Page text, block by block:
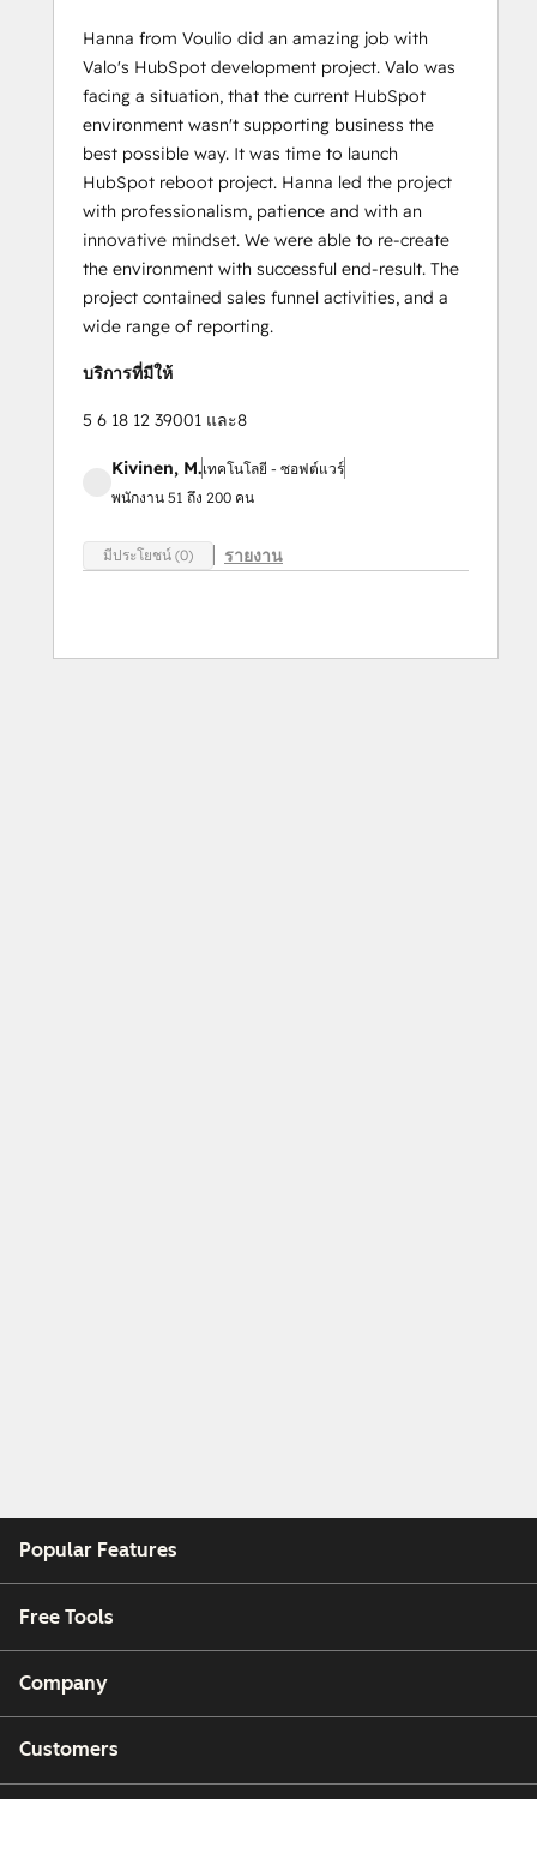
Hanna from Voulio did an amazing job with
Valo's HubSpot development project. Valo was
facing a situation, that the current HubSpot
environment wasn't supporting business the
best possible way. It was time to launch
HubSpot reboot project. Hanna led the project
with professionalism, patience and with an
innovative mindset. We were able to re-create
the environment with successful end-result. The
project contained sales funnel activities, and a
wide range of reporting.
บริการที่มีให้
5 6 18 12 39001 และ8
Kivinen, M.เทคโนโลยี - ซอฟต์แวร์
พนักงาน 51 ถึง 200 คน
มีประโยชน์ (0) รายงาน
Popular Features
Free Tools
Company
Customers